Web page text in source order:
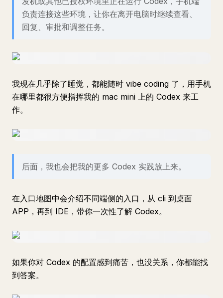
负责连接这些环境，让你在离开电脑时继续查看、
回复、审批和调整任务。
我现在几乎除了睡觉，都能随时 vibe coding 了，用手机
在哪里都很方便指挥我的 mac mini 上的 Codex 来工
作。
后面，我也会把我的更多 Codex 实践放上来。
在入口地图中会介绍不同端侧的入口，从 cli 到桌面
APP，再到 IDE，带你一次性了解 Codex。
如果你对 Codex 的配置感到痛苦，也没关系，你都能找
到答案。